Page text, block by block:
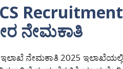
ನೇಮಕಾತಿ
ನೇಮಕಾತಿ 2025